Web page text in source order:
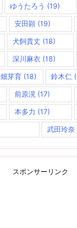
ゆうたろう (19)
安田顕 (19)
犬飼貴丈 (18)
深川麻衣 (18)
畑芽育 (18) 鈴木仁
前原滉 (17)
本多力 (17)
武田玲奈
スポンサーリンク